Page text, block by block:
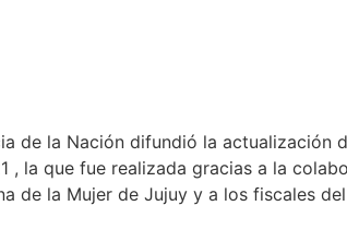
de la Nación difundió la actualización
la que fue realizada gracias a la
de la Mujer de Jujuy y a los fiscales